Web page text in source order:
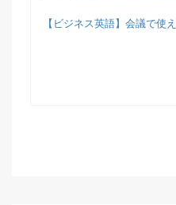
【ビジネス英語】会議で使